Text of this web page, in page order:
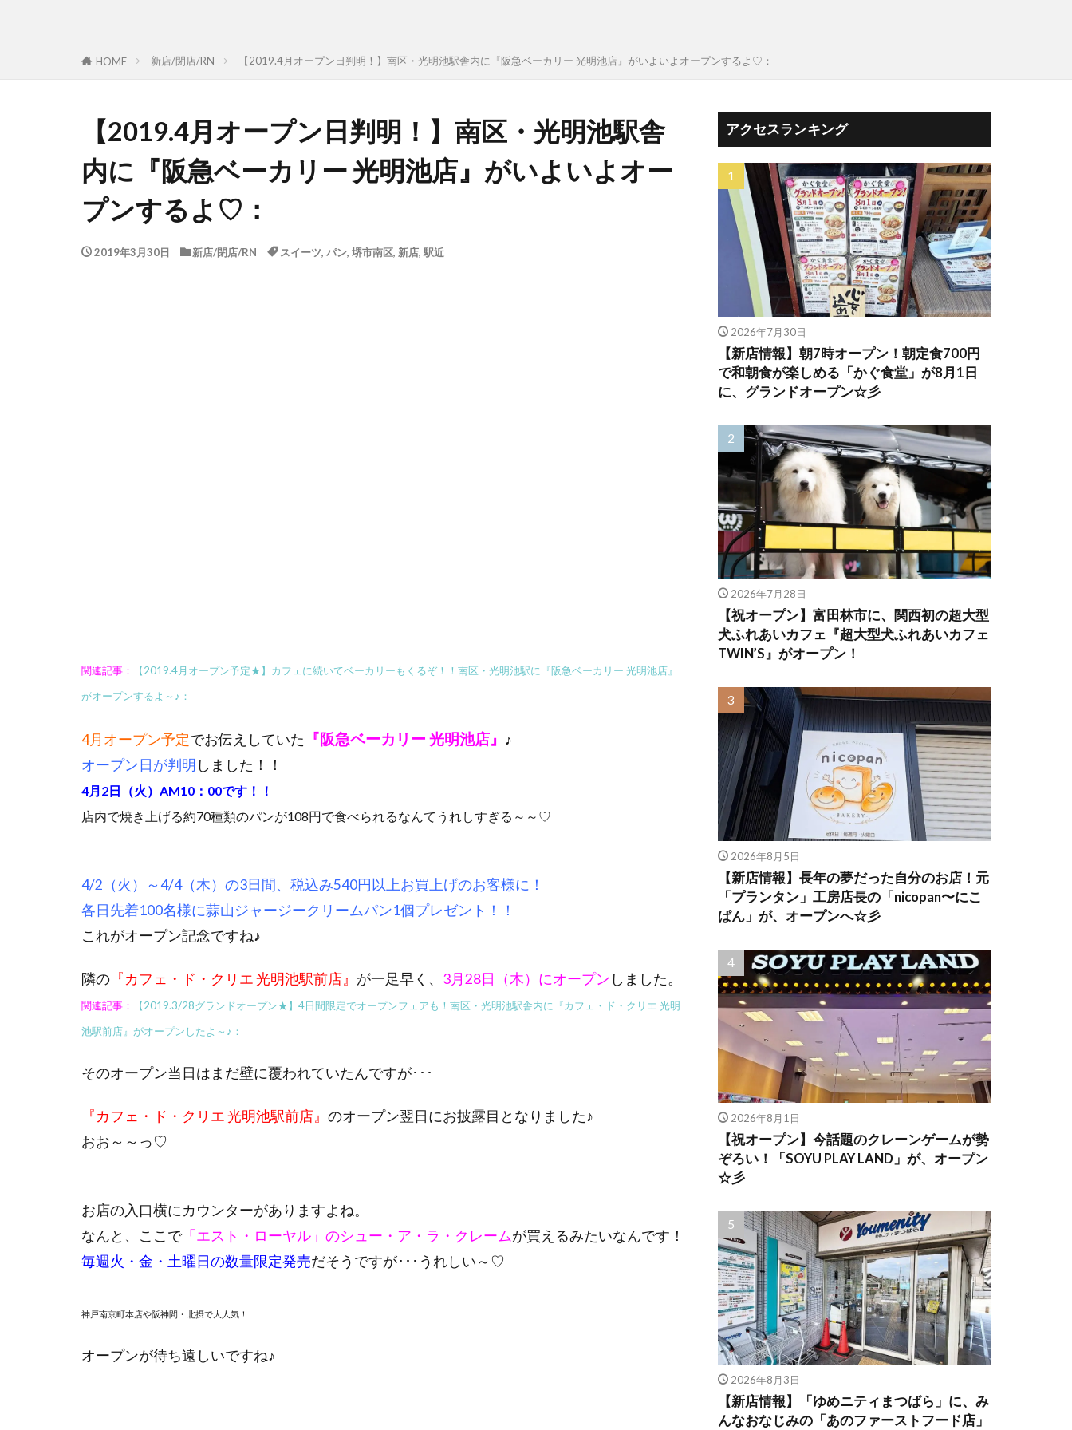
HOME 新店/閉店/RN 【2019.4月オープン日判明！】南区・光明池駅舎内に『阪急ベーカリー 光明池店』がいよいよオープンするよ♡：
【2019.4月オープン日判明！】南区・光明池駅舎
内に『阪急ベーカリー 光明池店』がいよいよオー
プンするよ♡：
2019年3月30日 新店/閉店/RN スイーツ, パン, 堺市南区, 新店, 駅近
関連記事：
【2019.4月オープン予定★】カフェに続いてベーカリーもくるぞ！！南区・光明池駅に『阪急ベーカリー 光明池店』
がオープンするよ～♪：
4月オープン予定でお伝えしていた 『阪急ベーカリー 光明池店』 ♪
オープン日が判明 しました！！
4月2日（火）AM10：00です！！
店内で焼き上げる約70種類のパンが108円で食べられるなんてうれしすぎる～～♡
4/2（火）～4/4（木）の3日間、税込み540円以上お買上げのお客様に！
各日先着100名様に蒜山ジャージークリームパン1個プレゼント！！
これがオープン記念ですね♪
隣の 『カフェ・ド・クリエ 光明池駅前店』 が一足早く、 3月28日（木）にオープン しました。
関連記事：
【2019.3/28グランドオープン★】4日間限定でオープンフェアも！南区・光明池駅舎内に『カフェ・ド・クリエ 光明
池駅前店』がオープンしたよ～♪：
そのオープン当日はまだ壁に覆われていたんですが･･･
『カフェ・ド・クリエ 光明池駅前店』 のオープン翌日にお披露目となりました♪
おお～～っ♡
お店の入口横にカウンターがありますよね。
なんと、ここで「エスト・ローヤル」のシュー・ア・ラ・クレームが買えるみたいなんです！
毎週火・金・土曜日の数量限定発売だそうですが･･･うれしい～♡
神戸南京町本店や阪神間・北摂で大人気！
オープンが待ち遠しいですね♪
アクセスランキング
2026年7月30日
【新店情報】朝7時オープン！朝定食700円
で和朝食が楽しめる「かぐ食堂」が8月1日
に、グランドオープン☆彡
2026年7月28日
【祝オープン】富田林市に、関西初の超大型
犬ふれあいカフェ『超大型犬ふれあいカフェ
TWIN’S』がオープン！
2026年8月5日
【新店情報】長年の夢だった自分のお店！元
「プランタン」工房店長の「nicopan〜にこ
ぱん」が、オープンへ☆彡
2026年8月1日
【祝オープン】今話題のクレーンゲームが勢
ぞろい！「SOYU PLAY LAND」が、オープン
☆彡
2026年8月3日
【新店情報】「ゆめニティまつばら」に、み
んなおなじみの「あのファーストフード店」